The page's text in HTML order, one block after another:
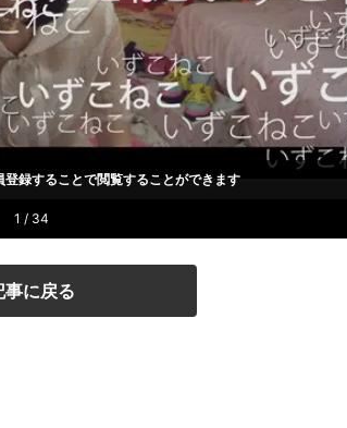
録することで閲覧することができます
1 / 34
事に戻る